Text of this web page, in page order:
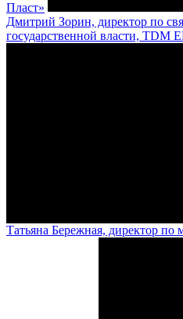
Пласт»
Дмитрий Зорин, директор по
государственной власти, TDM
Татьяна Бережная, директор по